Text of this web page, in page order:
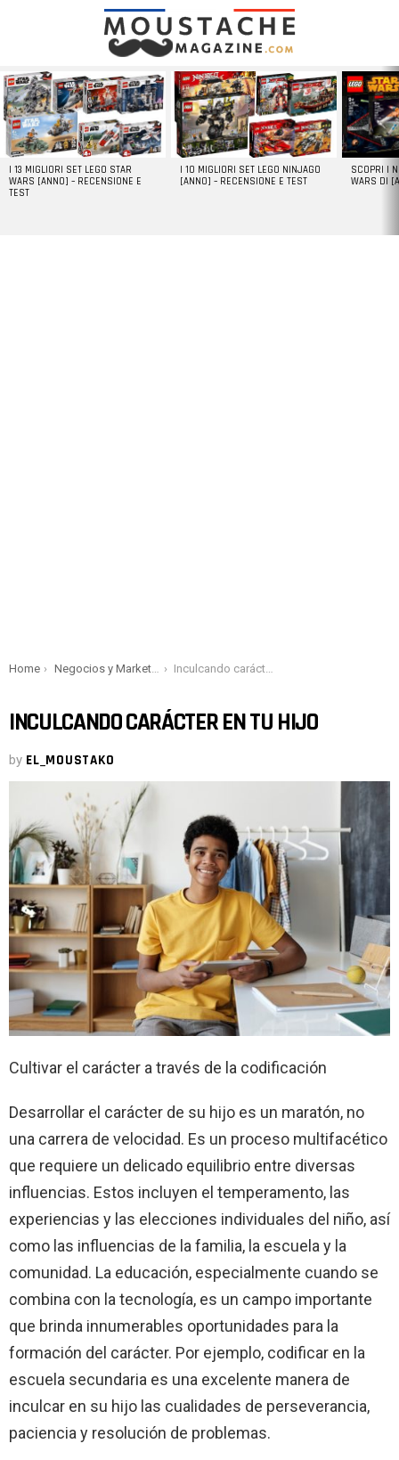
LATEST
STORIES
I 13 MIGLIORI SET LEGO STAR
WARS [ANNO] – RECENSIONE E
TEST
I 10 MIGLIORI SET LEGO NINJAGO
[ANNO] – RECENSIONE E TEST
SCOPRI I
WARS DI
You are here:
Home Negocios y Marketing Inculcando carácter en tu hijo
INCULCANDO CARÁCTER EN TU HIJO
by EL_MOUSTAKO
Cultivar el carácter a través de la codificación
Desarrollar el carácter de su hijo es un maratón, no
una carrera de velocidad. Es un proceso multifacético
que requiere un delicado equilibrio entre diversas
influencias. Estos incluyen el temperamento, las
experiencias y las elecciones individuales del niño, así
como las influencias de la familia, la escuela y la
comunidad. La educación, especialmente cuando se
combina con la tecnología, es un campo importante
que brinda innumerables oportunidades para la
formación del carácter. Por ejemplo, codificar en la
escuela secundaria es una excelente manera de
inculcar en su hijo las cualidades de perseverancia,
paciencia y resolución de problemas.